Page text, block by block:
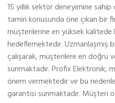
15 yıllık sektör deneyimine
tamiri konusunda öne çıkan bir
müşterilerine en yüksek kalitede
hedeflemektedir. Uzmanlaşmış
çalışarak, müşterilere en doğru
sunmaktadır. Profix Elektronik,
önem vermektedir ve bu
garantisi sunmaktadır. Müşteri